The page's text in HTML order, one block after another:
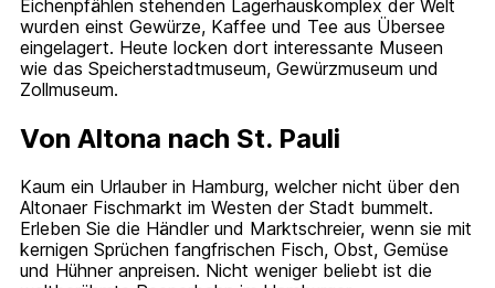
Eichenpfählen stehenden Lagerhauskomplex der Welt
wurden einst Gewürze, Kaffee und Tee aus Übersee
eingelagert. Heute locken dort interessante Museen
wie das Speicherstadtmuseum, Gewürzmuseum und
Zollmuseum.
Von Altona nach St. Pauli
Kaum ein Urlauber in Hamburg, welcher nicht über den
Altonaer Fischmarkt im Westen der Stadt bummelt.
Erleben Sie die Händler und Marktschreier, wenn sie mit
kernigen Sprüchen fangfrischen Fisch, Obst, Gemüse
und Hühner anpreisen. Nicht weniger beliebt ist die